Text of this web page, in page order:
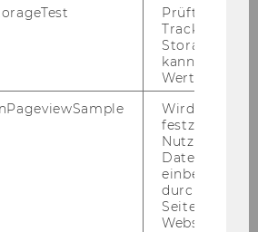
sides of the Atlantic new
Andreas
Potentials of the foundational
economy in Vienna the case of
Johann-Nepomuk-Vogl-Platz
Prüft, ob der
Tracking
Storage
kann. Wenn
Wert von 1
Wird gesetzt,
festzustellen,
Nutzer in die
einbezogen
durch das
Website